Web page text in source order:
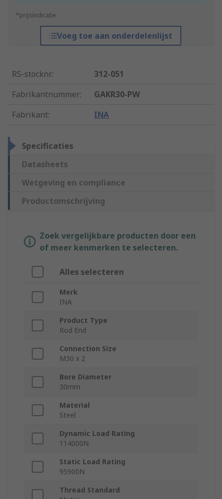
*prijsindicatie
Voeg toe aan onderdelenlijst
RS-stocknr.:
312-051
Fabrikantnummer:
GAKR30-PW
Fabrikant: INA
Specificaties
Datasheets
Wetgeving en compliance
Productomschrijving
Zoek vergelijkbare producten door een
of meer kenmerken te selecteren.
Alles selecteren
Merk
INA
Product Type
Rod End
Connection Size
M30 x 2
Bore Diameter
30mm
Material
Steel
Dynamic Load Rating
114000N
Static Load Rating
95900N
Thread Standard